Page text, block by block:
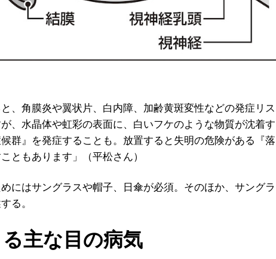
と、角膜炎や翼状片、白内障、加齢黄斑変性などの発症リス
、水晶体や虹彩の表面に、白いフケのような物質が沈着す
群』を発症することも。放置すると失明の危険がある『落
ともあります」（平松さん）
にはサングラスや帽子、日傘が必須。そのほか、サングラ
る。
主な目の病気